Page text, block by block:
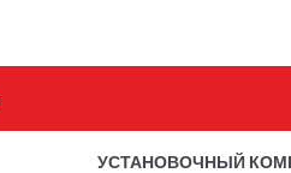
УСТАНОВОЧНЫЙ